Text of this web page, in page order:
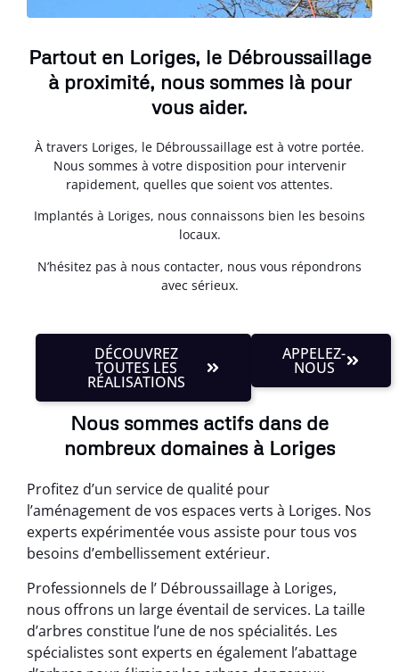
Partout en Loriges, le Débroussaillage
à proximité, nous sommes là pour
vous aider.
À travers Loriges, le Débroussaillage est à votre portée.
Nous sommes à votre disposition pour intervenir
rapidement, quelles que soient vos attentes.
Implantés à Loriges, nous connaissons bien les besoins
locaux.
N’hésitez pas à nous contacter, nous vous répondrons
avec sérieux.
DÉCOUVREZ
TOUTES LES
RÉALISATIONS
APPELEZ-
NOUS
Nous sommes actifs dans de
nombreux domaines à Loriges
Profitez d’un service de qualité pour
l’aménagement de vos espaces verts à Loriges. Nos
experts expérimentée vous assiste pour tous vos
besoins d’embellissement extérieur.
Professionnels de l’ Débroussaillage à Loriges,
nous offrons un large éventail de services. La taille
d’arbres constitue l’une de nos spécialités. Les
spécialistes sont experts en également l’abattage